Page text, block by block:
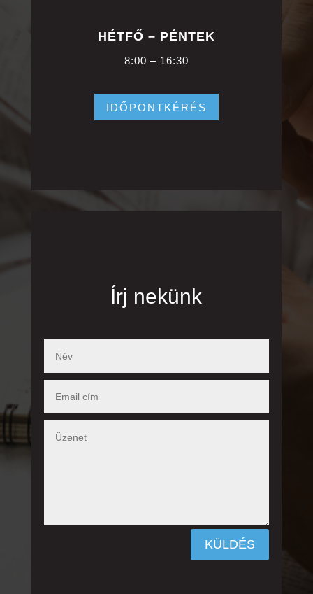
HÉTFŐ – PÉNTEK
8:00 – 16:30
IDŐPONTKÉRÉS
Írj nekünk
KÜLDÉS